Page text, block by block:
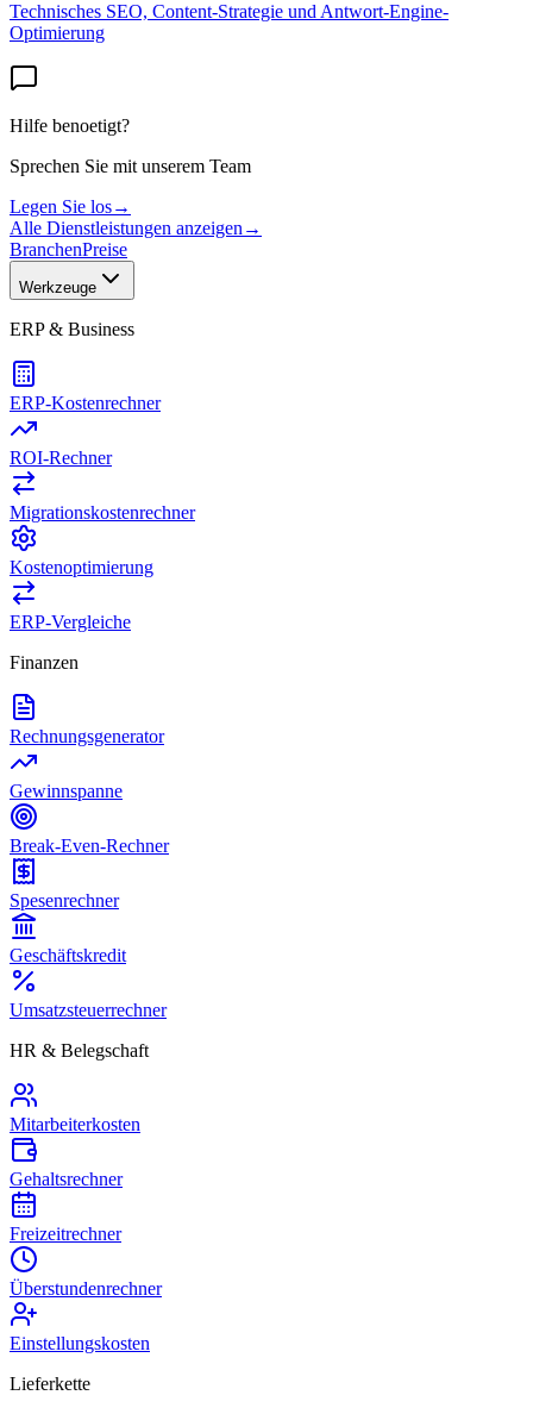
Technisches SEO, Content-Strategie und Antwort-Engine-
Optimierung
Hilfe benoetigt?
Sprechen Sie mit unserem Team
Legen Sie los→
Alle Dienstleistungen anzeigen →
BranchenPreise
Werkzeuge
ERP & Business
ERP-Kostenrechner
ROI-Rechner
Migrationskostenrechner
Kostenoptimierung
ERP-Vergleiche
Finanzen
Rechnungsgenerator
Gewinnspanne
Break-Even-Rechner
Spesenrechner
Geschäftskredit
Umsatzsteuerrechner
HR & Belegschaft
Mitarbeiterkosten
Gehaltsrechner
Freizeitrechner
Überstundenrechner
Einstellungskosten
Lieferkette